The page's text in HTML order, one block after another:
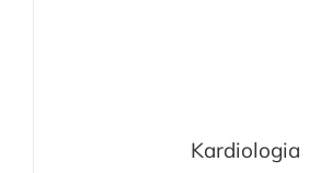
Kardiologia